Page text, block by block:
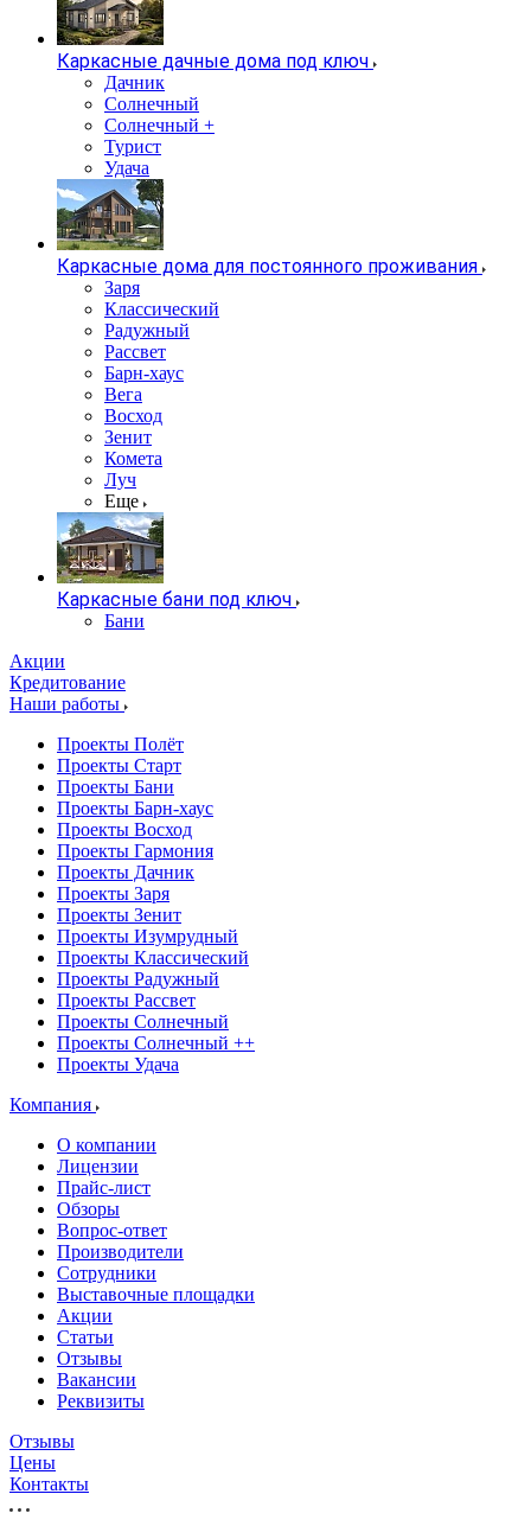
Каркасные дачные дома под ключ
Дачник
Солнечный
Солнечный +
Турист
Удача
Каркасные дома для постоянного проживания
Заря
Классический
Радужный
Рассвет
Барн-хаус
Вега
Восход
Зенит
Комета
Луч
Еще
Каркасные бани под ключ
Бани
Акции
Кредитование
Наши работы
Проекты Полёт
Проекты Старт
Проекты Бани
Проекты Барн-хаус
Проекты Восход
Проекты Гармония
Проекты Дачник
Проекты Заря
Проекты Зенит
Проекты Изумрудный
Проекты Классический
Проекты Радужный
Проекты Рассвет
Проекты Солнечный
Проекты Солнечный ++
Проекты Удача
Компания
О компании
Лицензии
Прайс-лист
Обзоры
Вопрос-ответ
Производители
Сотрудники
Выставочные площадки
Акции
Статьи
Отзывы
Вакансии
Реквизиты
Отзывы
Цены
Контакты